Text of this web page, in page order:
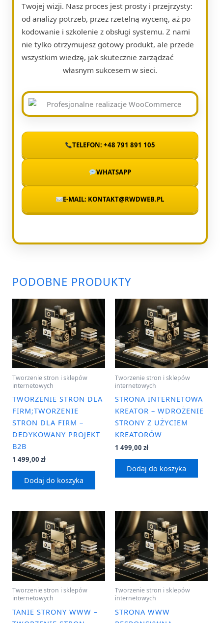
Twojej wizji. Nasz proces jest prosty i przejrzysty:
od analizy potrzeb, przez rzetelną wycenę, aż po
kodowanie i szkolenie z obsługi systemu. Z nami
nie tylko otrzymujesz gotowy produkt, ale przede
wszystkim wiedzę, jak skutecznie zarządzać
własnym sukcesem w sieci.
TELEFON: +48 791 891 105
WHATSAPP
E-MAIL: KONTAKT@RWDWEB.PL
PODOBNE PRODUKTY
Tworzenie stron i sklepów
internetowych
TWORZENIE STRON DLA
FIRM;TWORZENIE
STRON DLA FIRM –
DEDYKOWANY PROJEKT
B2B
1 499,00 zł
Dodaj do koszyka
Tworzenie stron i sklepów
internetowych
STRONA INTERNETOWA
KREATOR – WDROŻENIE
STRONY Z UŻYCIEM
KREATORÓW
1 499,00 zł
Dodaj do koszyka
Tworzenie stron i sklepów
internetowych
TANIE STRONY WWW –
Tworzenie stron i sklepów
internetowych
STRONA WWW